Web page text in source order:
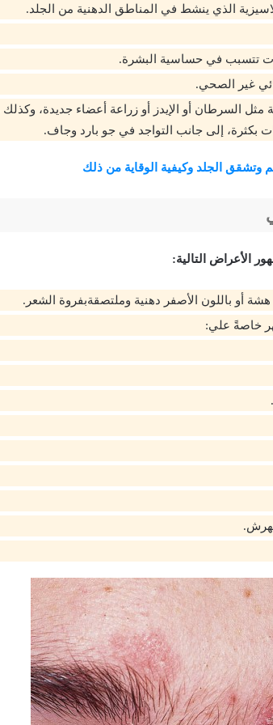
الذي ينشط في المناطق الدهنية من الجلد.
تتسبب في حساسية البشرة.
غير الصحي.
مثل السرطان أو الإيدز أو زراعة أعضاء جديدة،
بكثرة، إلى جانب التواجد في جو بارد وجاف.
الجلد وكيفية الوقاية من ذلك
الأعراض التالية:
أو باللون الأصفر دهنية وملتصقةبفروة الشعر.
خاصةً علي: